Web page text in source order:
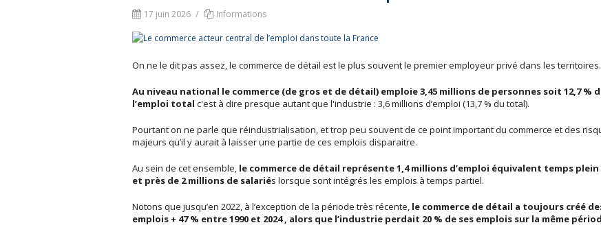
17 juin 2026 / Informations
On ne le dit pas assez, le commerce de détail est le plus souvent le premier employeur privé dans les territoires.
Au niveau national le commerce (de gros et de détail) emploie 3,45 millions de personnes soit 12,7 %
l’emploi total c'est à dire presque autant que l'industrie : 3,6 millions d’emploi (13,7 % du total).
Pourtant on ne parle que réindustrialisation, et trop peu souvent de ce point important du commerce et des
majeurs qu’il y aurait à laisser une partie de ces emplois disparaitre.
Au sein de cet ensemble, le commerce de détail représente 1,4 millions d’emploi équivalent temps plein
et près de 2 millions de salariés lorsque sont intégrés les emplois à temps partiel.
Notons que jusqu’en 2022, à l’exception de la période très récente, le commerce de détail a toujours créé
emplois + 47 % entre 1990 et 2024 , alors que l’industrie perdait 20 % de ses emplois sur la même